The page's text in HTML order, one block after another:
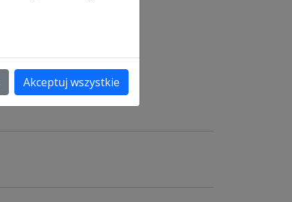
Akceptuj wszystkie